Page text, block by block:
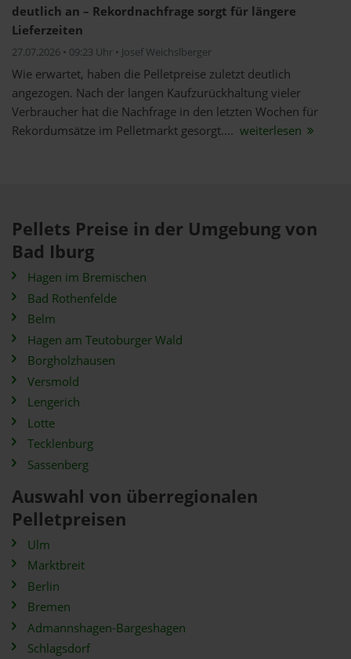
deutlich an – Rekordnachfrage sorgt für längere
Lieferzeiten
27.07.2026 • 09:23 Uhr • Josef Weichslberger
Wie erwartet, haben die Pelletpreise zuletzt deutlich
angezogen. Nach der langen Kaufzurückhaltung vieler
Verbraucher hat die Nachfrage in den letzten Wochen für
Rekordumsätze im Pelletmarkt gesorgt.... weiterlesen
Pellets Preise in der Umgebung von
Bad Iburg
Hagen im Bremischen
Bad Rothenfelde
Belm
Hagen am Teutoburger Wald
Borgholzhausen
Versmold
Lengerich
Lotte
Tecklenburg
Sassenberg
Auswahl von überregionalen
Pelletpreisen
Ulm
Marktbreit
Berlin
Bremen
Admannshagen-Bargeshagen
Schlagsdorf